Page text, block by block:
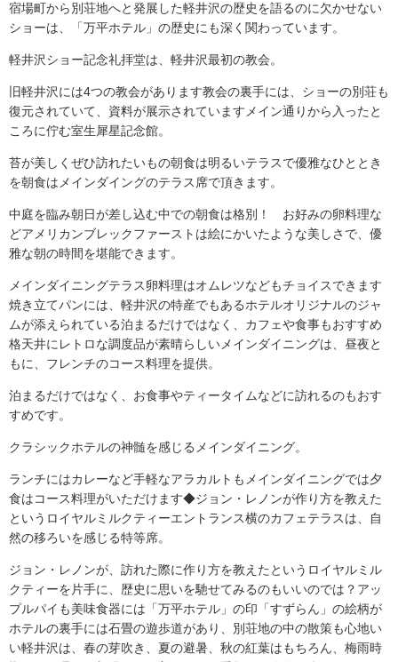
宿場町から別荘地へと発展した軽井沢の歴史を語るのに欠かせない
ショーは、「万平ホテル」の歴史にも深く関わっています。
軽井沢ショー記念礼拝堂は、軽井沢最初の教会。
旧軽井沢には4つの教会があります教会の裏手には、ショーの別荘も
復元されていて、資料が展示されていますメイン通りから入ったと
ころに佇む室生犀星記念館。
苔が美しくぜひ訪れたいもの朝食は明るいテラスで優雅なひととき
を朝食はメインダイングのテラス席で頂きます。
中庭を臨み朝日が差し込む中での朝食は格別！ お好みの卵料理な
どアメリカンブレックファーストは絵にかいたような美しさで、優
雅な朝の時間を堪能できます。
メインダイニングテラス卵料理はオムレツなどもチョイスできます
焼き立てパンには、軽井沢の特産でもあるホテルオリジナルのジャ
ムが添えられている泊まるだけではなく、カフェや食事もおすすめ
格天井にレトロな調度品が素晴らしいメインダイニングは、昼夜と
もに、フレンチのコース料理を提供。
泊まるだけではなく、お食事やティータイムなどに訪れるのもおす
すめです。
クラシックホテルの神髄を感じるメインダイニング。
ランチにはカレーなど手軽なアラカルトもメインダイニングでは夕
食はコース料理がいただけます◆ジョン・レノンが作り方を教えた
というロイヤルミルクティーエントランス横のカフェテラスは、自
然の移ろいを感じる特等席。
ジョン・レノンが、訪れた際に作り方を教えたというロイヤルミル
クティーを片手に、歴史に思いを馳せてみるのもいいのでは？アッ
プルパイも美味食器には「万平ホテル」の印「すずらん」の絵柄が
ホテルの裏手には石畳の遊歩道があり、別荘地の中の散策も心地い
い軽井沢は、春の芽吹き、夏の避暑、秋の紅葉はもちろん、梅雨時